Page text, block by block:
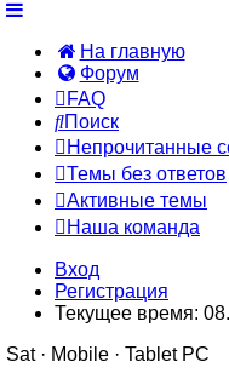
На главную
Форум
FAQ
Поиск
Непрочитанные
Темы без ответов
Активные темы
Наша команда
Вход
Регистрация
Текущее время:
Sat · Mobile · Tablet PC